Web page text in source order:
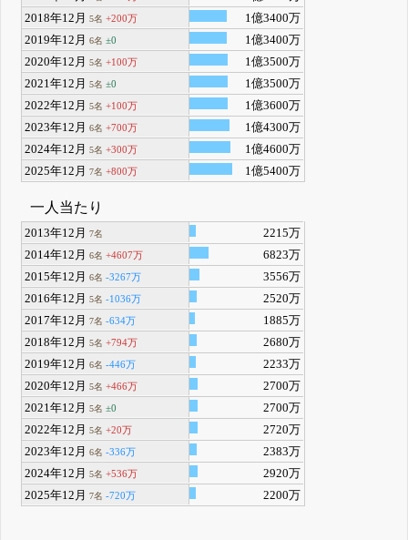
2018年12月5名 +200万
1億3400万
2019年12月6名 ±0
1億3400万
2020年12月5名 +100万
1億3500万
2021年12月5名 ±0
1億3500万
2022年12月5名 +100万
1億3600万
2023年12月6名 +700万
1億4300万
2024年12月5名 +300万
1億4600万
2025年12月7名 +800万 1億5400万
一人当たり
2013年12月7名
2215万
2014年12月6名 +4607万
6823万
2015年12月6名 -3267万
3556万
2016年12月5名 -1036万
2520万
2017年12月7名 -634万
1885万
2018年12月5名 +794万
2680万
2019年12月6名 -446万
2233万
2020年12月5名 +466万
2700万
2021年12月5名 ±0
2700万
2022年12月5名 +20万
2720万
2023年12月6名 -336万
2383万
2024年12月5名 +536万
2920万
2025年12月7名 -720万 2200万